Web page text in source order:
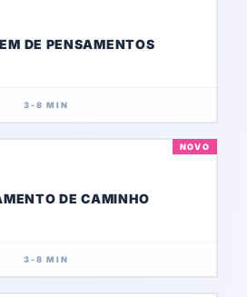
DE PENSAMENTOS
3-8 MIN
NOVO
DE CAMINHO
3-8 MIN